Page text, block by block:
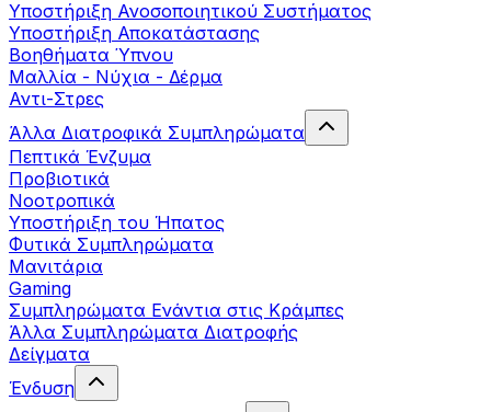
Υποστήριξη Ανοσοποιητικού Συστήματος
Yποστήριξη Αποκατάστασης
Βοηθήματα Ύπνου
Μαλλία - Νύχια - Δέρμα
Αντι-Στρες
Άλλα Διατροφικά Συμπληρώματα
Πεπτικά Ένζυμα
Προβιοτικά
Νοοτροπικά
Υποστήριξη του Ήπατος
Φυτικά Συμπληρώματα
Μανιτάρια
Gaming
Συμπληρώματα Ενάντια στις Κράμπες
Άλλα Συμπληρώματα Διατροφής
Δείγματα
Ένδυση